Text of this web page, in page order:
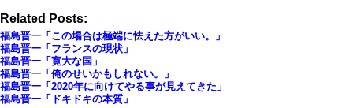
Related Posts:
福島晋一「この場合は極端に怯えた方がいい。」
福島晋一「フランスの現状」
福島晋一「寛大な国」
福島晋一「俺のせいかもしれない。」
福島晋一「2020年に向けてやる事が見えてきた」
福島晋一「ドキドキの本質」